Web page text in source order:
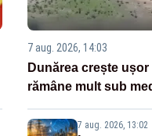
7 aug. 2026, 14:03
Dunărea crește
rămâne mult sub
7 aug. 2026, 13:02